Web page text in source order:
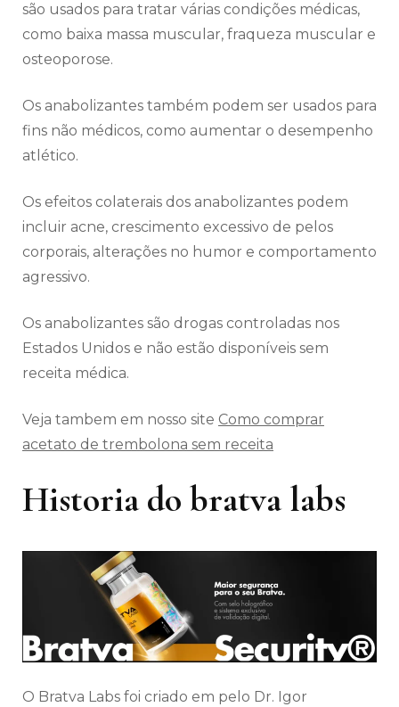
são usados para tratar várias condições médicas,
como baixa massa muscular, fraqueza muscular e
osteoporose.
Os anabolizantes também podem ser usados para
fins não médicos, como aumentar o desempenho
atlético.
Os efeitos colaterais dos anabolizantes podem
incluir acne, crescimento excessivo de pelos
corporais, alterações no humor e comportamento
agressivo.
Os anabolizantes são drogas controladas nos
Estados Unidos e não estão disponíveis sem
receita médica.
Veja tambem em nosso site Como comprar
acetato de trembolona sem receita
Historia do bratva labs
O Bratva Labs foi criado em pelo Dr. Igor